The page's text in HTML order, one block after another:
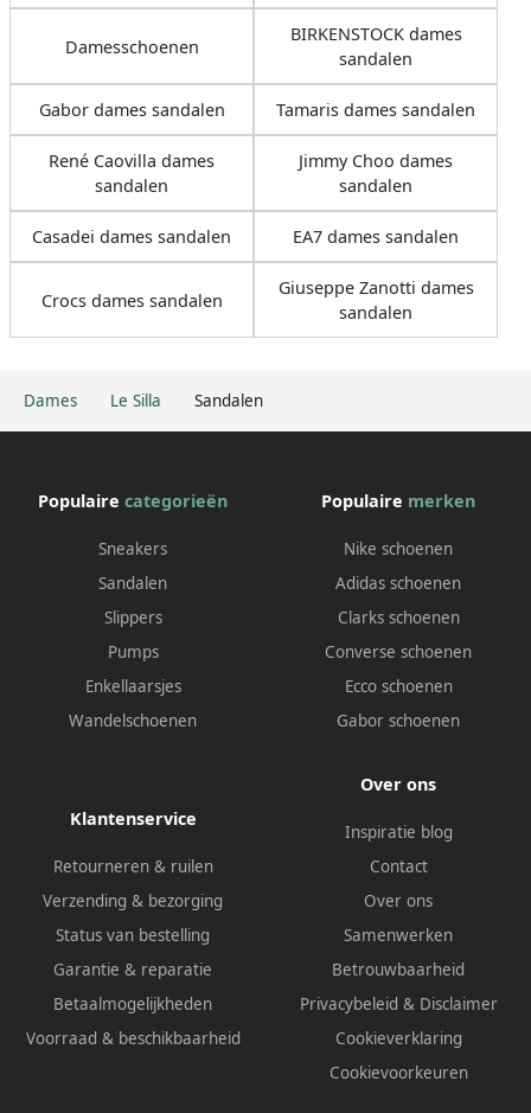
Dames Le Silla Sandalen
Damesschoenen
BIRKENSTOCK dames
sandalen
Gabor dames sandalen Tamaris dames sandalen
René Caovilla dames
sandalen
Jimmy Choo dames
sandalen
Casadei dames sandalen EA7 dames sandalen
Crocs dames sandalen
Giuseppe Zanotti dames
sandalen
Populaire categorieën
Sneakers
Sandalen
Slippers
Pumps
Enkellaarsjes
Wandelschoenen
Populaire merken
Nike schoenen
Adidas schoenen
Clarks schoenen
Converse schoenen
Ecco schoenen
Gabor schoenen
Klantenservice
Retourneren & ruilen
Verzending & bezorging
Status van bestelling
Garantie & reparatie
Betaalmogelijkheden
Voorraad & beschikbaarheid
Over ons
Inspiratie blog
Contact
Over ons
Samenwerken
Betrouwbaarheid
Privacybeleid & Disclaimer
Cookieverklaring
Cookievoorkeuren